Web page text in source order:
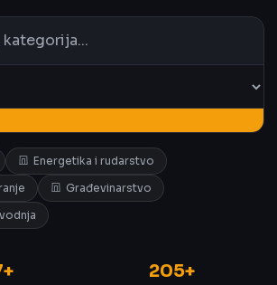
Energetika i rudarstvo
Građevinarstvo
205+